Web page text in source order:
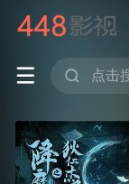
 
很差较